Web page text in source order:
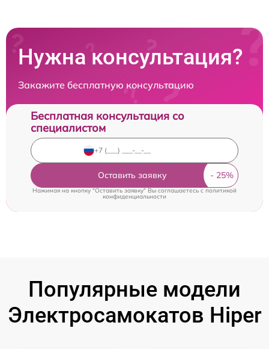
Нужна консультация?
Закажите бесплатную консультацию
Бесплатная консультация со
специалистом
Оставить заявку
Нажимая на кнопку "Оставить заявку" Вы соглашаетесь cполитикой
конфиденциальности
Популярные модели
Электросамокатов Hiper